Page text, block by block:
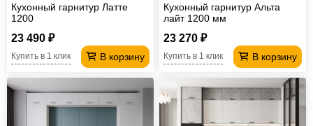
Кухонный гарнитур Латте
1200
23 490 ₽
В корзину
Купить в 1 клик
Кухонный гарнитур Альта
лайт 1200 мм
23 270 ₽
В корзину
Купить в 1 клик